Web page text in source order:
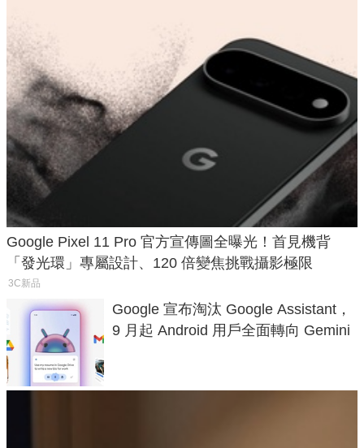
Google Pixel 11 Pro 官方宣傳圖全曝光！首見機背
「發光環」專屬設計、120 倍變焦挑戰攝影極限
3C新品
Google 宣布淘汰 Google Assistant，
9 月起 Android 用戶全面轉向 Gemini